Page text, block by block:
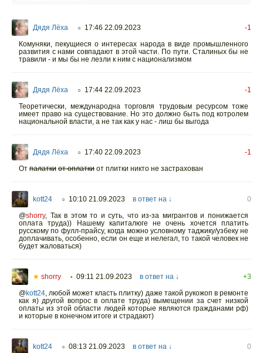
Дядя Лёха ○ 17:46 22.09.2023
-1
Комуняки, пекущиеся о интересах народа в виде промышленного
развития с нами совпадают в этой части. По пути. Сталиных бы не
травили - и мы бы не лезли к ним с национализмом
Дядя Лёха ○ 17:44 22.09.2023
-1
Теоретически, международна торговля трудовым ресурсом тоже
имеет право на существование. Но это должно быть под котролем
национальной власти, а не так как у нас - лиш бы выгода
Дядя Лёха ○ 17:40 22.09.2023
-1
От палатки от оплатки от плитки никто не застрахован
kott24 ○ 10:10 21.09.2023 в ответ на ↓
0
@shorry, Так в этом то и суть, что из-за мигрантов и понижается
оплата труда)) Нашему капиталюге не очень хочется платить
русскому по фулл-прайсу, когда можно условному таджику/узбеку не
доплачивать, особенно, если он еще и нелегал, то такой человек не
будет жаловаться)
★ shorry • 09:11 21.09.2023 в ответ на ↓
+3
@kott24, любой может класть плитку) даже такой рукожоп в ремонте
как я) другой вопрос в оплате труда) вымещении за счет низкой
оплаты из этой области людей которые являются гражданами рф)
и которые в конечном итоге и страдают)
kott24 ○ 08:13 21.09.2023 в ответ на ↓
0